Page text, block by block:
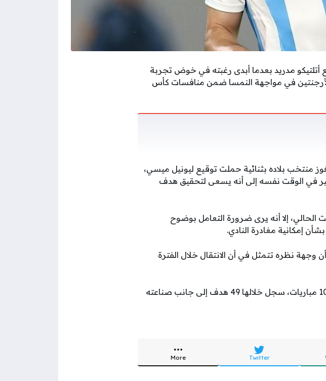
أتلتيكو مدريد بعدما أبدى رغبته في خوض تجربة
في مواجهة النمسا ضمن منافسات كأس
منتخب بلاده بثنائية حملت توقيع ليونيل ميسي،
في الوقت نفسه إلى أنه يسعى لتحقيق هدف
إلا أنه يرى ضرورة التعامل بوضوح
إمكانية مغادرة النادي.
وجهة نظره تتمثل في أن الانتقال خلال الفترة
ويملك ألفاريز سجل مميز مع الفريق الإسباني، إذ شارك في 106 مباريات، سجل خلالها 49 هدف إلى جانب صناعته
Twitter
More